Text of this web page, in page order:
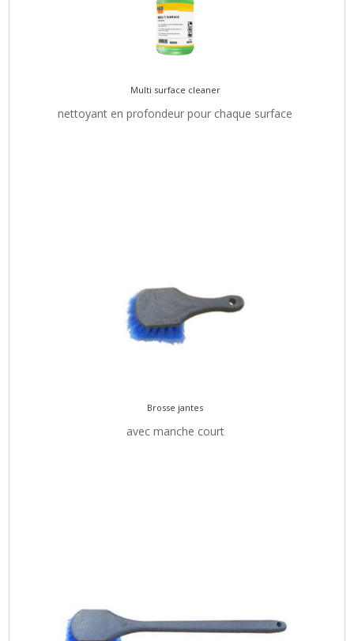
Multi surface cleaner
nettoyant en profondeur pour chaque surface
Brosse jantes
avec manche court